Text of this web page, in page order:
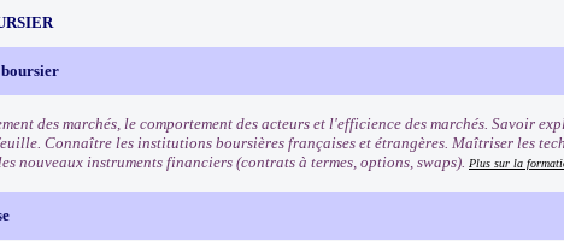
des marchés, le comportement des acteurs et l'efficience des marchés. Savoir
Connaître les institutions boursières françaises et étrangères. Maîtriser les
nouveaux instruments financiers (contrats à termes, options, swaps). Plus sur la